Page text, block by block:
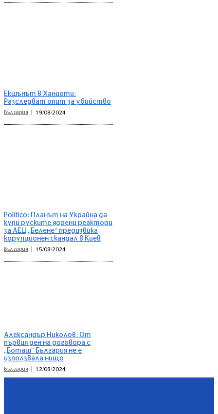
Екшънът в Ханиоти:
Разследват опит за убийство
България 19/08/2024
Politico: Планът на Украйна да
купи руските ядрени реактори
за АЕЦ „Белене“ предизвика
корупционен скандал в Киев
България 15/08/2024
Александър Николов: От
първия ден на договора с
„Боташ“ България не е
използвала нищо
България 12/08/2024